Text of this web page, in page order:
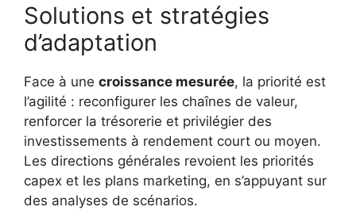
Solutions et stratégies
d’adaptation
Face à une croissance mesurée, la priorité est
l’agilité : reconfigurer les chaînes de valeur,
renforcer la trésorerie et privilégier des
investissements à rendement court ou moyen.
Les directions générales revoient les priorités
capex et les plans marketing, en s’appuyant sur
des analyses de scénarios.